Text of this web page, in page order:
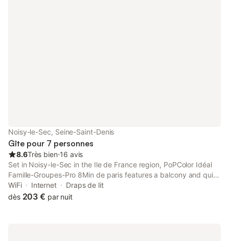
Noisy-le-Sec, Seine-Saint-Denis
Gîte pour 7 personnes
8.6Très bien⋅16 avis
Set in Noisy-le-Sec in the Ile de France region, PoPColor Idéal
Famille-Groupes-Pro 8Min de paris features a balcony and quiet
street views.
WiFi Internet
Draps de lit
dès 203 € par nuit